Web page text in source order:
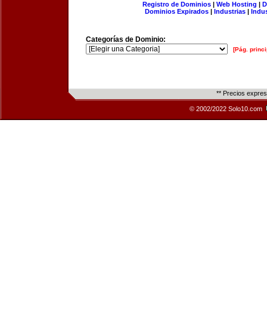
Registro de Dominios| Web Hosting |
Dominios Expirados | Industrias |
Categorías de Dominio:
[Pág.
** Precios
© 2002/2022 Solo10.com